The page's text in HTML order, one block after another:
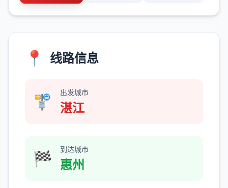
📍 线路信息
🚏 出发城市
湛江
🏁 到达城市
惠州